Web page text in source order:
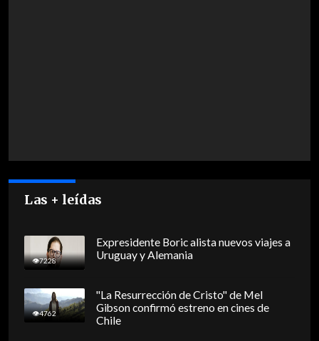
Las + leídas
7228
Expresidente Boric alista nuevos viajes a
Uruguay y Alemania
4762
"La Resurrección de Cristo" de Mel
Gibson confirmó estreno en cines de
Chile